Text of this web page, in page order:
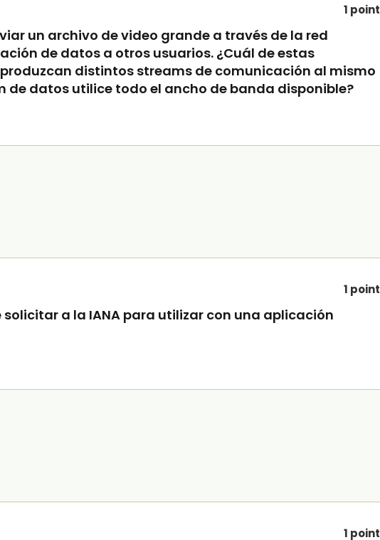
1
un archivo de video grande a través de la red
de datos a otros usuarios. ¿Cuál de estas
distintos streams de comunicación al mismo
de datos utilice todo el ancho de banda disponible?
1
solicitar a la IANA para utilizar con una aplicación
1